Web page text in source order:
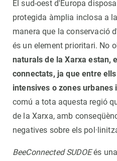
El sud-oest d'Europa
protegida àmplia inclosa a
manera que la conservació
és un element prioritari. No
naturals de la Xarxa estan,
connectats, ja que entre
intensives o zones urbanes
comú a tota aquesta regió
de la Xarxa, amb
negatives sobre els
BeeConnected SUDOEés